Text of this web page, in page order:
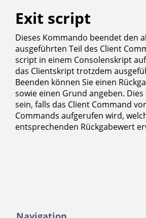
Exit script
Dieses Kommando beendet den
ausgeführten Teil des Client
script in einem Consolenskript
das Clientskript trotzdem
Beenden können Sie einen
sowie einen Grund angeben.
sein, falls das Client Command
Commands aufgerufen wird,
entsprechenden Rückgabewert